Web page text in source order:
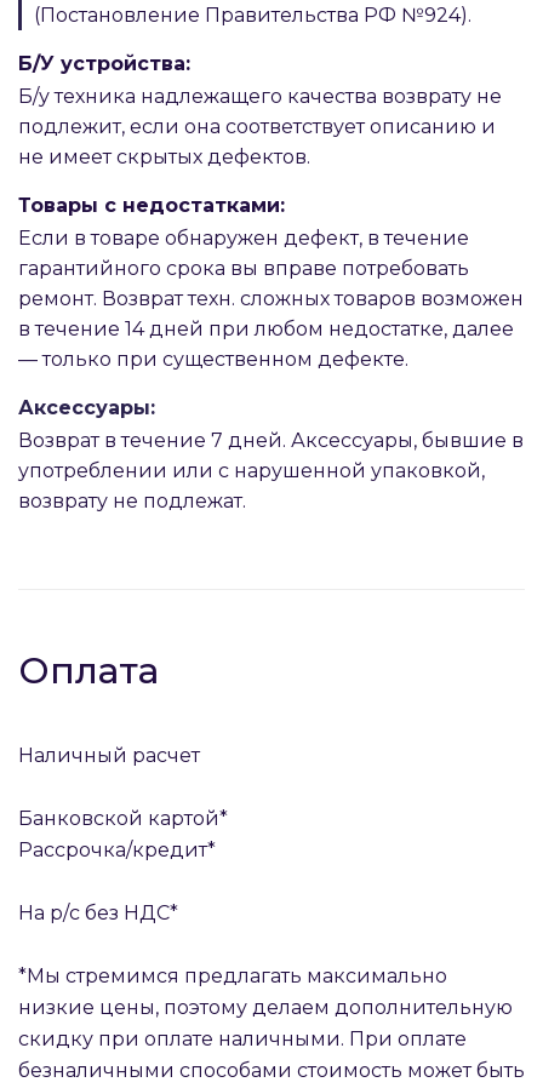
(Постановление Правительства РФ №924).
Б/У устройства:
Б/у техника надлежащего качества возврату не
подлежит, если она соответствует описанию и
не имеет скрытых дефектов.
Товары с недостатками:
Если в товаре обнаружен дефект, в течение
гарантийного срока вы вправе потребовать
ремонт. Возврат техн. сложных товаров возможен
в течение 14 дней при любом недостатке, далее
— только при существенном дефекте.
Аксессуары:
Возврат в течение 7 дней. Аксессуары, бывшие в
употреблении или с нарушенной упаковкой,
возврату не подлежат.
Оплата
Наличный расчет
Банковской картой*
Рассрочка/кредит*
На р/с без НДС*
*Мы стремимся предлагать максимально
низкие цены, поэтому делаем дополнительную
скидку при оплате наличными. При оплате
безналичными способами стоимость может быть